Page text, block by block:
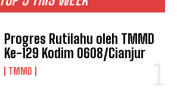
Progres Rutilahu oleh TMMD
Ke-129 Kodim 0608/Cianjur
TMMD